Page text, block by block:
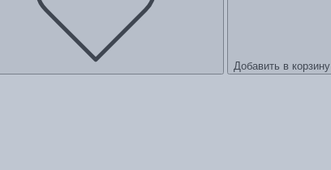
Добавить в корзину